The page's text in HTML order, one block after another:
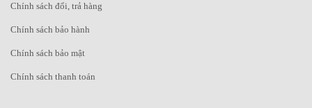
Chính sách đổi, trả hàng
Chính sách bảo hành
Chính sách bảo mật
Chính sách thanh toán